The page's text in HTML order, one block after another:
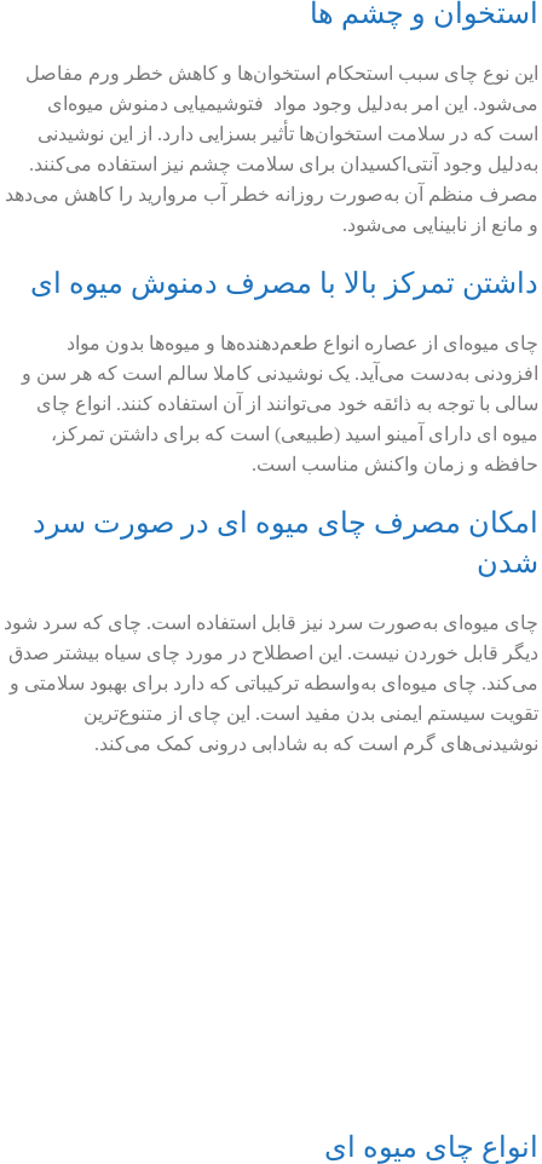
استخوان و چشم ها
این نوع چای سبب استحکام استخوان‌ها و کاهش خطر ورم مفاصل
می‌شود. این امر به‌دلیل وجود مواد فتوشیمیایی دمنوش میوه‌ای
است که در سلامت استخوان‌ها تأثیر بسزایی دارد. از این نوشیدنی
به‌دلیل وجود آنتی‌اکسیدان برای سلامت چشم نیز استفاده می‌کنند.
مصرف منظم آن به‌صورت روزانه خطر آب مروارید را کاهش می‌دهد
و مانع از نابینایی می‌شود.
داشتن تمرکز بالا با مصرف دمنوش میوه ای
چای میوه‌ای از عصاره انواع طعم‌دهنده‌ها و میوه‌ها بدون مواد
افزودنی به‌دست می‌آید. یک نوشیدنی کاملا سالم است که هر سن و
سالی با توجه به ذائقه خود می‌توانند از آن استفاده کنند. انواع چای
میوه ‌ای دارای آمینو اسید (طبیعی) است که برای داشتن تمرکز،
حافظه و زمان واکنش مناسب است.
امکان مصرف چای میوه ای در صورت سرد
شدن
چای میوه‌ای به‌صورت سرد نیز قابل استفاده است. چای که سرد شود
دیگر قابل خوردن نیست. این اصطلاح در مورد چای سیاه بیشتر صدق
می‌کند. چای میوه‌ای به‌واسطه ترکیباتی که دارد برای بهبود سلامتی و
تقویت سیستم ایمنی بدن مفید است. این چای از متنوع‌ترین
نوشیدنی‌های گرم است که به شادابی درونی کمک می‌کند.
انواع چای میوه ای